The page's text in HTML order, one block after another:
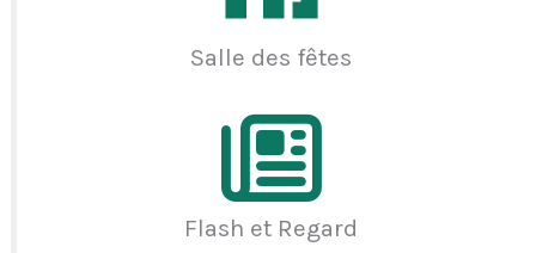
Salle des fêtes
Flash et Regard